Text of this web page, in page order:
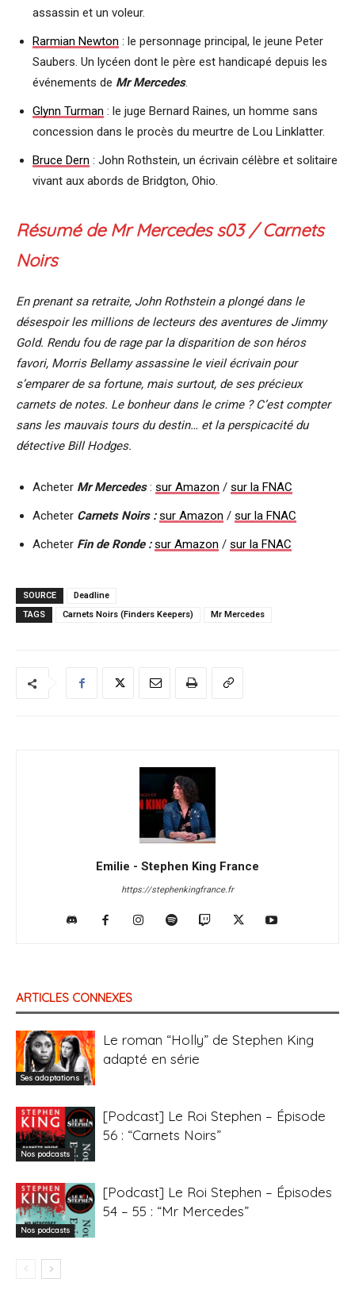
assassin et un voleur.
Rarmian Newton : le personnage principal, le jeune Peter
Saubers. Un lycéen dont le père est handicapé depuis les
événements de Mr Mercedes.
Glynn Turman : le juge Bernard Raines, un homme sans
concession dans le procès du meurtre de Lou Linklatter.
Bruce Dern : John Rothstein, un écrivain célèbre et solitaire
vivant aux abords de Bridgton, Ohio.
Résumé de Mr Mercedess03 /Carnets
Noirs
En prenant sa retraite, John Rothstein a plongé dans le
désespoir les millions de lecteurs des aventures de Jimmy
Gold. Rendu fou de rage par la disparition de son héros
favori, Morris Bellamy assassine le vieil écrivain pour
s’emparer de sa fortune, mais surtout, de ses précieux
carnets de notes. Le bonheur dans le crime ? C’est compter
sans les mauvais tours du destin… et la perspicacité du
détective Bill Hodges.
Acheter Mr Mercedes: sur Amazon / sur la FNAC
Acheter Carnets Noirs :sur Amazon / sur la FNAC
Acheter Fin de Ronde :sur Amazon / sur la FNAC
SOURCE
Deadline
TAGS
Carnets Noirs (Finders Keepers) Mr Mercedes
Emilie - Stephen King France
https://stephenkingfrance.fr
ARTICLES CONNEXES
Ses adaptations
Le roman “Holly” de Stephen King
adapté en série
Nos podcasts
[Podcast] Le Roi Stephen – Épisode
56 : “Carnets Noirs”
Nos podcasts
[Podcast] Le Roi Stephen – Épisodes
54 – 55 : “Mr Mercedes”